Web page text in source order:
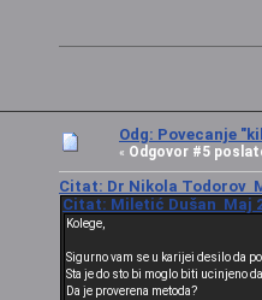
Odg: Povecanje
« Odgovor #5
Citat: Dr Nikola Todorov
Citat: Miletić Dušan Maj
Kolege,
Sigurno vam se u karijei desilo da
Sta je do sto bi moglo biti ucinjeno
Da je proverena metoda?